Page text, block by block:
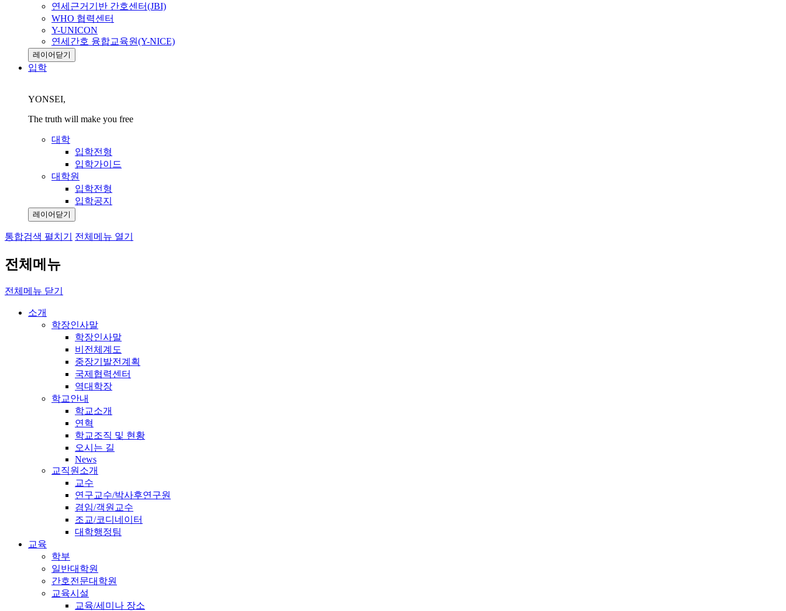
연세근거기반 간호센터(JBI)
WHO 협력센터
Y-UNICON
연세간호 융합교육원(Y-NICE)
레이어닫기
입학
YONSEI,
The truth will make you free
대학
입학전형
입학가이드
대학원
입학전형
입학공지
레이어닫기
통합검색 펼치기 전체메뉴 열기
전체메뉴
전체메뉴 닫기
소개
학장인사말
학장인사말
비전체계도
중장기발전계획
국제협력센터
역대학장
학교안내
학교소개
연혁
학교조직 및 현황
오시는 길
News
교직원소개
교수
연구교수/박사후연구원
겸임/객원교수
조교/코디네이터
대학행정팀
교육
학부
일반대학원
간호전문대학원
교육시설
교육/세미나 장소